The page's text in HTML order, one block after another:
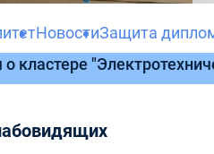
НовостиЗащита
кластере